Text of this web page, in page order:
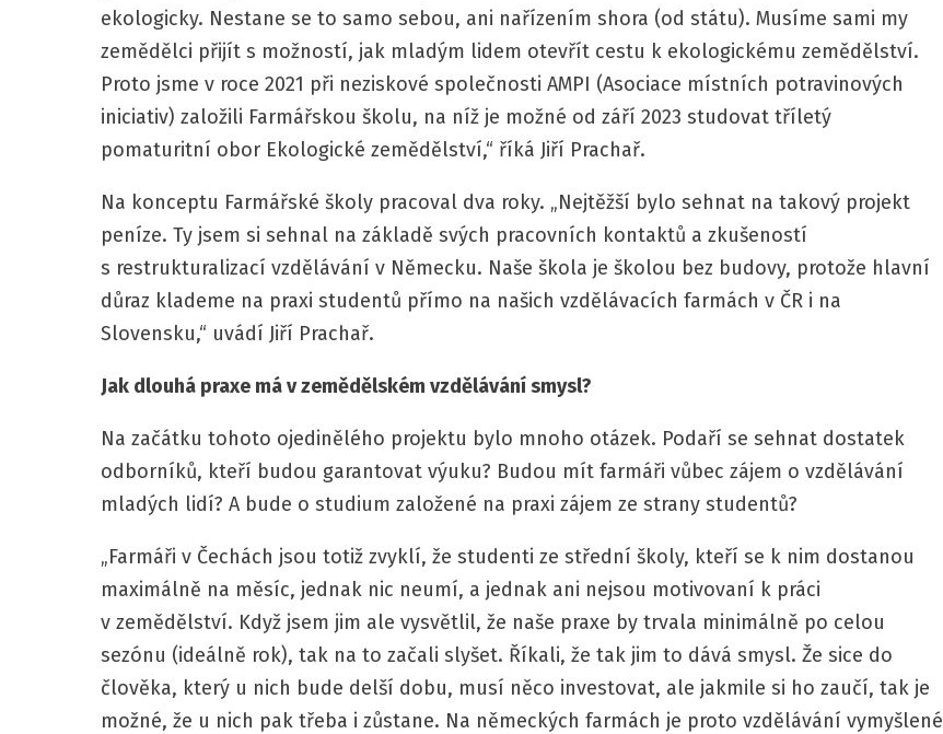
ekologicky. Nestane se to samo sebou, ani nařízením shora (od státu). Musíme sami my
zemědělci přijít s možností, jak mladým lidem otevřít cestu k ekologickému zemědělství.
Proto jsme v roce 2021 při neziskové společnosti AMPI (Asociace místních potravinových
iniciativ) založili Farmářskou školu, na níž je možné od září 2023 studovat tříletý
pomaturitní obor Ekologické zemědělství,“ říká Jiří Prachař.
Na konceptu Farmářské školy pracoval dva roky. „Nejtěžší bylo sehnat na takový projekt
peníze. Ty jsem si sehnal na základě svých pracovních kontaktů a zkušeností
s restrukturalizací vzdělávání v Německu. Naše škola je školou bez budovy, protože hlavní
důraz klademe na praxi studentů přímo na našich vzdělávacích farmách v ČR i na
Slovensku,“ uvádí Jiří Prachař.
Jak dlouhá praxe má v zemědělském vzdělávání smysl?
Na začátku tohoto ojedinělého projektu bylo mnoho otázek. Podaří se sehnat dostatek
odborníků, kteří budou garantovat výuku? Budou mít farmáři vůbec zájem o vzdělávání
mladých lidí? A bude o studium založené na praxi zájem ze strany studentů?
„Farmáři v Čechách jsou totiž zvyklí, že studenti ze střední školy, kteří se k nim dostanou
maximálně na měsíc, jednak nic neumí, a jednak ani nejsou motivovaní k práci
v zemědělství. Když jsem jim ale vysvětlil, že naše praxe by trvala minimálně po celou
sezónu (ideálně rok), tak na to začali slyšet. Říkali, že tak jim to dává smysl. Že sice do
člověka, který u nich bude delší dobu, musí něco investovat, ale jakmile si ho zaučí, tak je
možné, že u nich pak třeba i zůstane. Na německých farmách je proto vzdělávání vymyšlené